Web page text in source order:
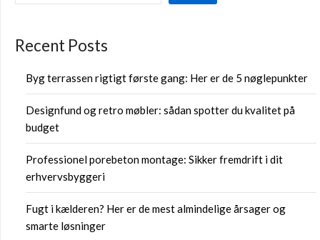
Recent Posts
Byg terrassen rigtigt første gang: Her er de 5 nøglepunkter
Designfund og retro møbler: sådan spotter du kvalitet på
budget
Professionel porebeton montage: Sikker fremdrift i dit
erhvervsbyggeri
Fugt i kælderen? Her er de mest almindelige årsager og
smarte løsninger